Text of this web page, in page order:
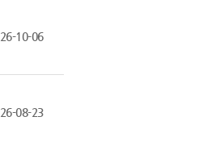
26-10-06
26-08-23